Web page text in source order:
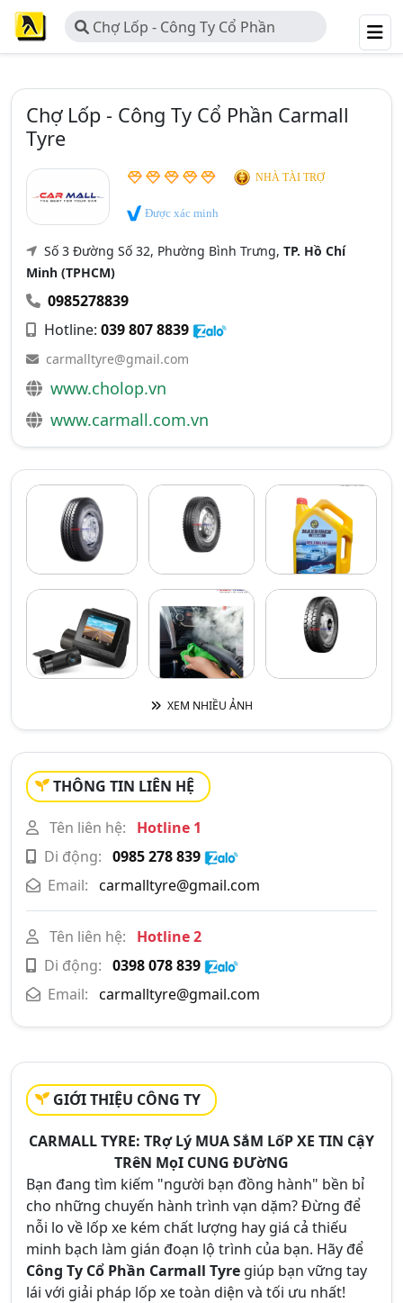
Chợ Lốp - Công Ty Cổ Phần
Carmall Tyre
Chợ Lốp - Công Ty Cổ Phần Carmall
Tyre
NHÀ TÀI TRỢ
Được xác minh
Số 3 Đường Số 32, Phường Bình Trưng, TP. Hồ Chí
Minh (TPHCM)
0985278839
Hotline: 039 807 8839
carmalltyre@gmail.com
www.cholop.vn
www.carmall.com.vn
XEM NHIỀU ẢNH
THÔNG TIN LIÊN HỆ
Tên liên hệ:
Hotline 1
Di động: 0985 278 839
Email: carmalltyre@gmail.com
Tên liên hệ:
Hotline 2
Di động: 0398 078 839
Email: carmalltyre@gmail.com
GIỚI THIỆU CÔNG TY
CARMALL TYRE: TRợ Lý MUA SắM LốP XE TIN CậY
TRêN MọI CUNG ĐƯờNG
Bạn đang tìm kiếm "người bạn đồng hành" bền bỉ
cho những chuyến hành trình vạn dặm? Đừng để
nỗi lo về lốp xe kém chất lượng hay giá cả thiếu
minh bạch làm gián đoạn lộ trình của bạn. Hãy để
Công Ty Cổ Phần Carmall Tyre giúp bạn vững tay
lái với giải pháp lốp xe toàn diện và tối ưu nhất!